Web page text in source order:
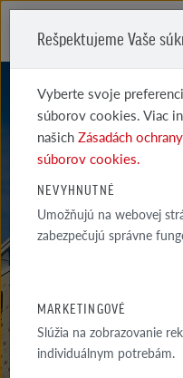
Rešpektujeme Vaše
Vyberte svoje
súborov cookies. Viac
našichZásadách
súborov cookies.
NEVYHNUTNÉ
Umožňujú na webovej
zabezpečujú správne
MARKETINGOVÉ
Slúžia na zobrazovanie
individuálnym potrebám.